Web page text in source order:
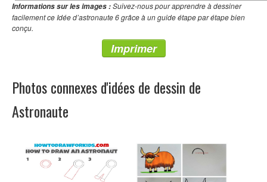
Informations sur les images :Suivez-nous pour apprendre à dessiner
facilement ce Idée d’astronaute 6 grâce à un guide étape par étape bien
conçu.
Imprimer
Photos connexes d'idées de dessin de
Astronaute